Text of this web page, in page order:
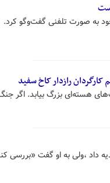
به صورت تلفنی گفت‌وگو کرد.
رازدار کاخ سفید
هسته‌ای بزرگ بیابد. اگر
،ولی به او گفت «بررسی